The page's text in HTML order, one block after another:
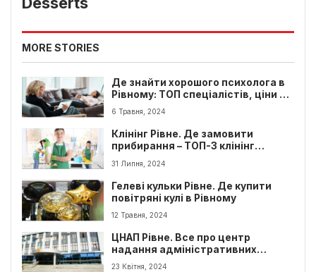
MORE STORIES
Де знайти хорошого психолога в
Рівному: ТОП спеціалістів, ціни та
рекомендації
6 Травня, 2024
Клінінг Рівне. Де замовити
прибирання – ТОП-3 клінінг
компаній
31 Липня, 2024
Гелеві кульки Рівне. Де купити
повітряні кулі в Рівному
12 Травня, 2024
ЦНАП Рівне. Все про центр
надання адміністративних
послуг у Рівному
23 Квітня, 2024